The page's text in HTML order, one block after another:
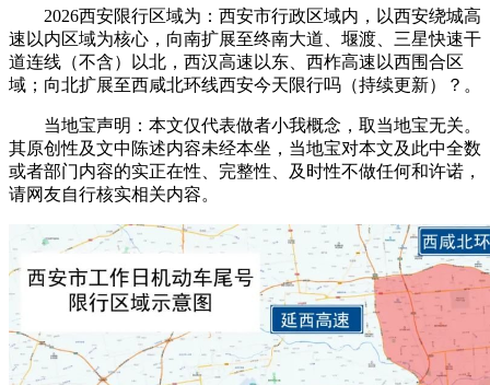
2026西安限行区域为：西安市行政区域内，以西安绕城高
速以内区域为核心，向南扩展至终南大道、堰渡、三星快速干
道连线（不含）以北，西汉高速以东、西柞高速以西围合区
域；向北扩展至西咸北环线西安今天限行吗（持续更新）？。
当地宝声明：本文仅代表做者小我概念，取当地宝无关。
其原创性及文中陈述内容未经本坐，当地宝对本文及此中全数
或者部门内容的实正在性、完整性、及时性不做任何和许诺，
请网友自行核实相关内容。